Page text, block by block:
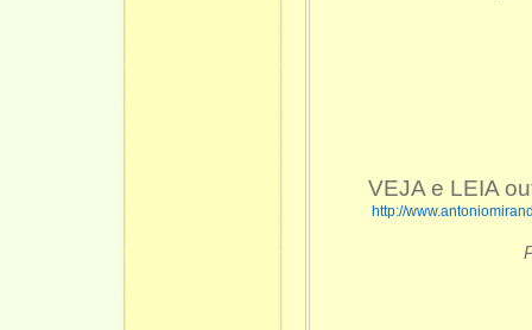
VEJA e LEIA
http://